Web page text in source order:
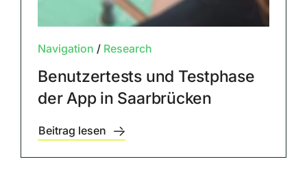
Navigation / Research
Benutzertests und Testphase
der App in Saarbrücken
Beitrag lesen